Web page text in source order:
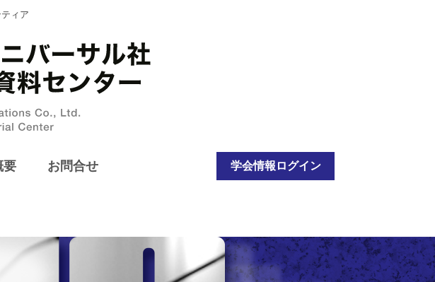
ィア
要 お問合せ 学会情報ログイン